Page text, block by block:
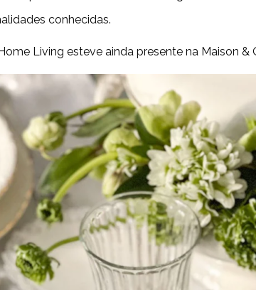
conhecidas.
Living esteve ainda presente na Maison